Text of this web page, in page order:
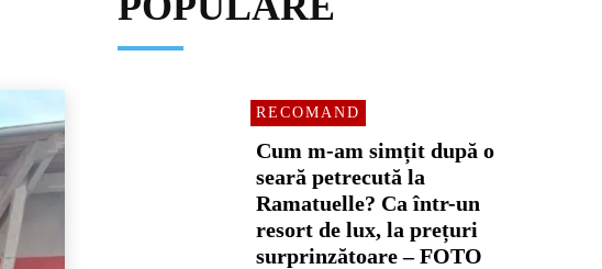
RECOMAND
Cum m-am simțit după o
seară petrecută la
Ramatuelle? Ca într-un
resort de lux, la prețuri
surprinzătoare – FOTO